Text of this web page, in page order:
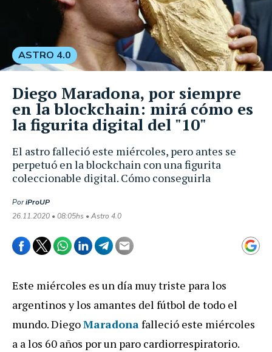
El astro falleció este miércoles, pero antes se
perpetuó en la blockchain con una figurita
coleccionable digital. Cómo conseguirla
PoriProUP
26.11.2020 • 08:05hs • Astro 4.0
ASTRO 4.0
Diego Maradona, por siempre
en la blockchain: mirá cómo es
la figurita digital del "10"
Este miércoles es un día muy triste para los
argentinos y los amantes del fútbol de todo el
mundo. DiegoMaradonafalleció este miércoles
a a los 60 años por un paro cardiorrespiratorio.